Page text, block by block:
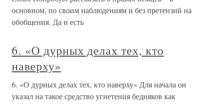
основном, по своим наблюдениям и без претензий на
обобщения. Да и есть
6. «О дурных делах тех, кто
наверху»
6. «О дурных делах тех, кто наверху» Для начала он
указал на такое средство угнетения бедняков как